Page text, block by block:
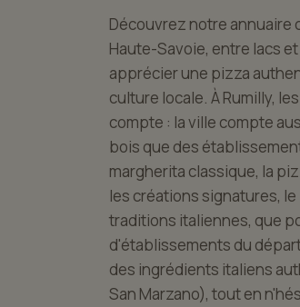
Découvrez notre annuaire
Haute-Savoie, entre lacs
apprécier une pizza
culture locale. À Rumilly,
compte : la ville compte
bois que des
margherita classique, la
les créations signatures,
traditions italiennes, que
d'établissements du
des ingrédients italiens
San Marzano), tout en